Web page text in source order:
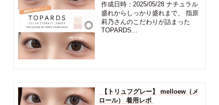
作成日時：2025/05/28 ナチュラル
盛れからしっかり盛れまで、 指原
莉乃さんのこだわりが詰まった
TOPARDS...
【トリュフグレー】 melloew（メ
ロール） 着用レポ